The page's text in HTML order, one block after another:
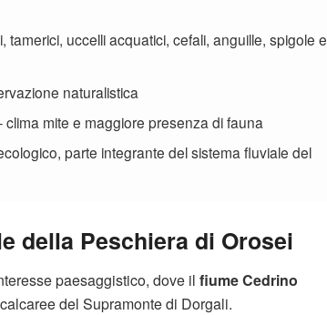
tamerici, uccelli acquatici, cefali, anguille, spigole e
naturalistica
clima mite e maggiore presenza di fauna
parte integrante del sistema fluviale del
della Peschiera di Orosei
paesaggistico, dove il fiume Cedrino
del Supramonte di Dorgali.